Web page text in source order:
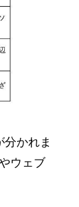
かれま
ウェブ